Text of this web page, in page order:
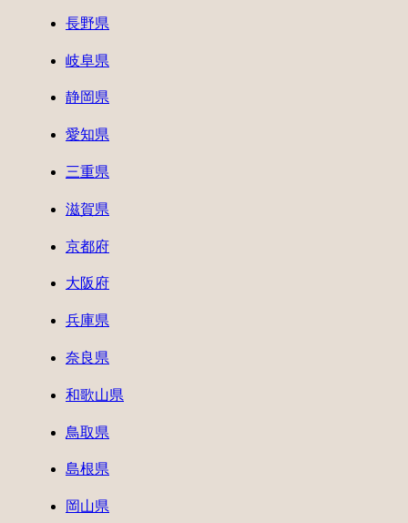
長野県
岐阜県
静岡県
愛知県
三重県
滋賀県
京都府
大阪府
兵庫県
奈良県
和歌山県
鳥取県
島根県
岡山県